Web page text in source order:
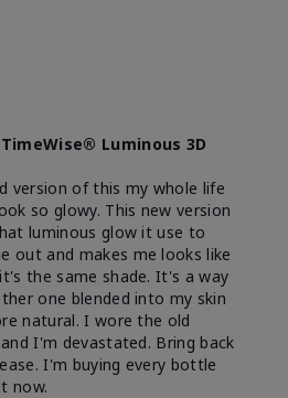
Luminous 3D
version of this my whole life
so glowy. This new version
luminous glow it use to
out and makes me looks like
the same shade. It's a way
one blended into my skin
natural. I wore the old
I'm devastated. Bring back
I'm buying every bottle
now.